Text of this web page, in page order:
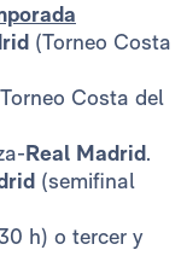
(Torneo Costa
Costa del
Real Madrid.
(semifinal
h) o tercer y